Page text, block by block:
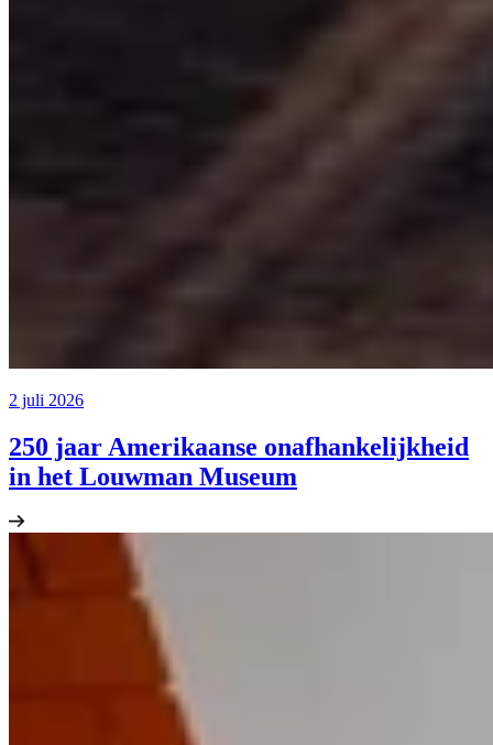
2 juli 2026
250 jaar Amerikaanse onafhankelijkheid
in het Louwman Museum